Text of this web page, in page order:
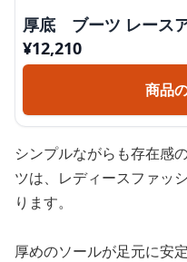
厚底 ブーツ レース
¥12,210
商品
シンプルながらも存在感
ツは、レディースファッ
ります。
厚めのソールが足元に安